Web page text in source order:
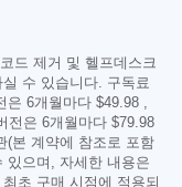
드 제거 및 헬프데스크
수 있습니다. 구독료
은 6개월마다 $49.98 ,
전은 6개월마다 $79.98
(본 계약에 참조로 포함
있으며, 자세한 내용은
초 구매 시점에 적용되